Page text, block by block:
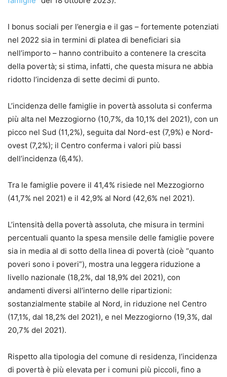
I bonus sociali per l’energia e il gas – fortemente potenziati
nel 2022 sia in termini di platea di beneficiari sia
nell’importo – hanno contribuito a contenere la crescita
della povertà; si stima, infatti, che questa misura ne abbia
ridotto l’incidenza di sette decimi di punto.
L’incidenza delle famiglie in povertà assoluta si conferma
più alta nel Mezzogiorno (10,7%, da 10,1% del 2021), con un
picco nel Sud (11,2%), seguita dal Nord-est (7,9%) e Nord-
ovest (7,2%); il Centro conferma i valori più bassi
dell’incidenza (6,4%).
Tra le famiglie povere il 41,4% risiede nel Mezzogiorno
(41,7% nel 2021) e il 42,9% al Nord (42,6% nel 2021).
L’intensità della povertà assoluta, che misura in termini
percentuali quanto la spesa mensile delle famiglie povere
sia in media al di sotto della linea di povertà (cioè “quanto
poveri sono i poveri”), mostra una leggera riduzione a
livello nazionale (18,2%, dal 18,9% del 2021), con
andamenti diversi all’interno delle ripartizioni:
sostanzialmente stabile al Nord, in riduzione nel Centro
(17,1%, dal 18,2% del 2021), e nel Mezzogiorno (19,3%, dal
20,7% del 2021).
Rispetto alla tipologia del comune di residenza, l’incidenza
di povertà è più elevata per i comuni più piccoli, fino a